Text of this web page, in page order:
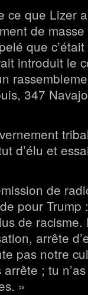
ce que Lizer
de
que
introduit le
347
d’élu et
de
pour Trump
de racisme.
arrête
pas notre
; tu
»